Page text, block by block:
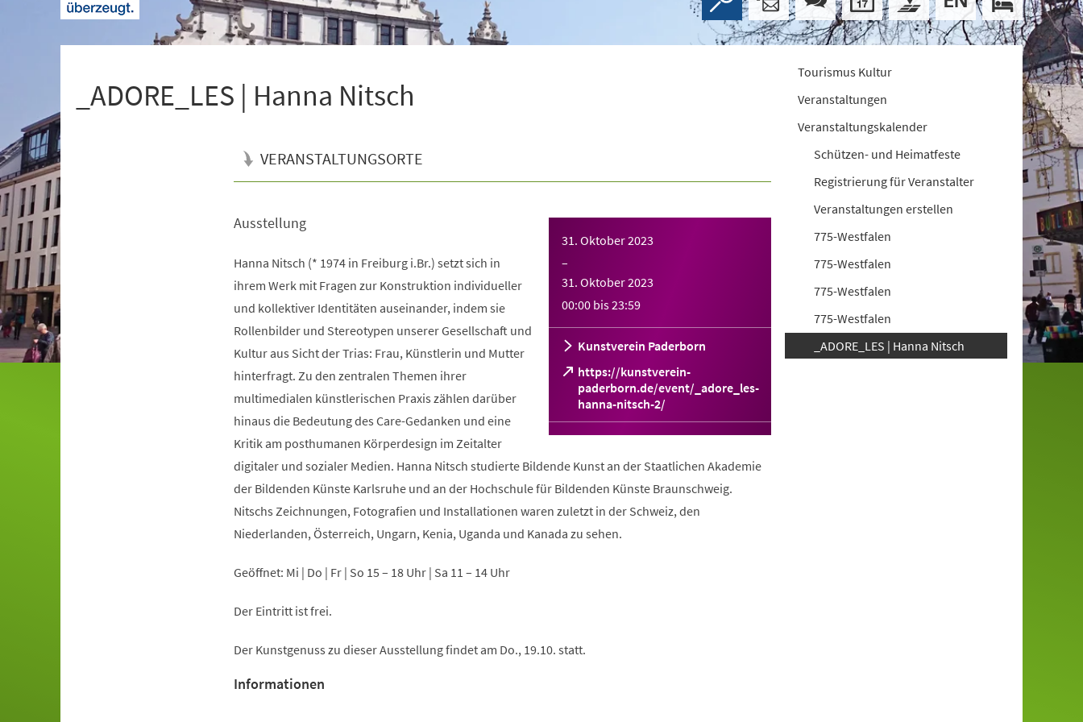
_ADORE_LES | Hanna Nitsch
VERANSTALTUNGSORTE
31. Oktober 2023
–
31. Oktober 2023
00:00 bis23:59
Kunstverein Paderborn
https://kunstverein-
paderborn.de/event/_adore_les-
hanna-nitsch-2/
(Öffnet
in
einem
Tab)
Ausstellung
Hanna Nitsch (* 1974 in Freiburg i.Br.) setzt sich in
ihrem Werk mit Fragen zur Konstruktion individueller
und kollektiver Identitäten auseinander, indem sie
Rollenbilder und Stereotypen unserer Gesellschaft und
Kultur aus Sicht der Trias: Frau, Künstlerin und Mutter
hinterfragt. Zu den zentralen Themen ihrer
multimedialen künstlerischen Praxis zählen darüber
hinaus die Bedeutung des Care-Gedanken und eine
Kritik am posthumanen Körperdesign im Zeitalter
digitaler und sozialer Medien. Hanna Nitsch studierte Bildende Kunst an der Staatlichen Akademie
der Bildenden Künste Karlsruhe und an der Hochschule für Bildenden Künste Braunschweig.
Nitschs Zeichnungen, Fotografien und Installationen waren zuletzt in der Schweiz, den
Niederlanden, Österreich, Ungarn, Kenia, Uganda und Kanada zu sehen.
Geöffnet: Mi | Do | Fr | So 15 – 18 Uhr | Sa 11 – 14 Uhr
Der Eintritt ist frei.
Der Kunstgenuss zu dieser Ausstellung findet am Do., 19.10. statt.
Informationen
Tourismus Kultur
Veranstaltungen
Veranstaltungskalender
Schützen- und Heimatfeste
Registrierung für Veranstalter
Veranstaltungen erstellen
775-Westfalen
775-Westfalen
775-Westfalen
775-Westfalen
_ADORE_LES | Hanna Nitsch